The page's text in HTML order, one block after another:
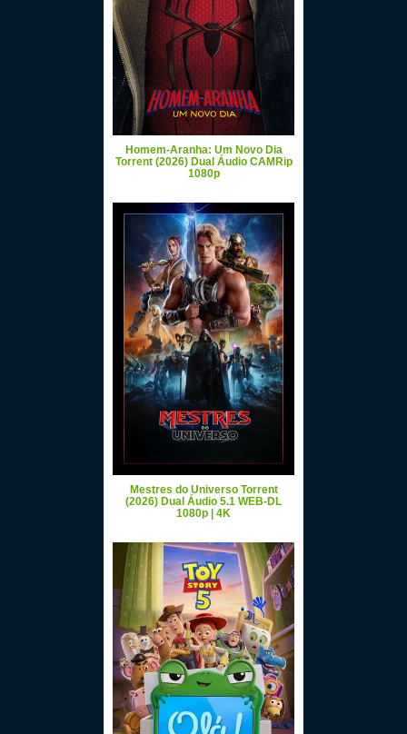
Homem-Aranha: Um Novo Dia
Torrent (2026) Dual Áudio CAMRip
1080p
Mestres do Universo Torrent
(2026) Dual Áudio 5.1 WEB-DL
1080p | 4K